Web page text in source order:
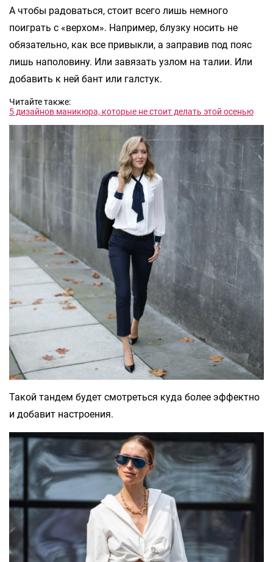
А чтобы радоваться, стоит всего лишь немного
поиграть с «верхом». Например, блузку носить не
обязательно, как все привыкли, а заправив под пояс
лишь наполовину. Или завязать узлом на талии. Или
добавить к ней бант или галстук.
Читайте также:
5 дизайнов маникюра, которые не стоит делать этой осенью
Такой тандем будет смотреться куда более эффектно
и добавит настроения.